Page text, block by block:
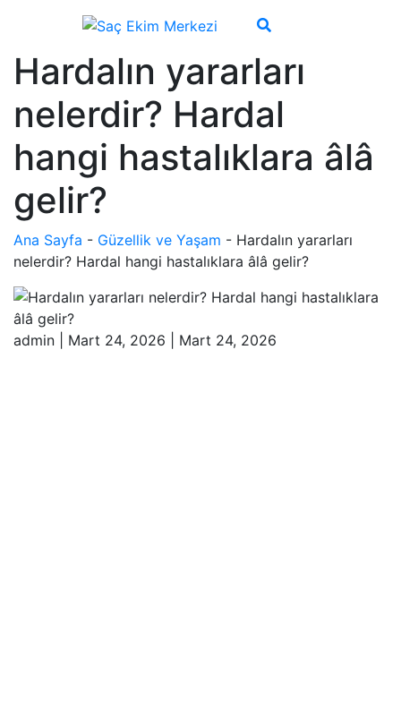
Hardalın yararları
nelerdir? Hardal
hangi hastalıklara âlâ
gelir?
Ana Sayfa - Güzellik ve Yaşam - Hardalın yararları
nelerdir? Hardal hangi hastalıklara âlâ gelir?
admin Mart 24, 2026 Mart 24, 2026